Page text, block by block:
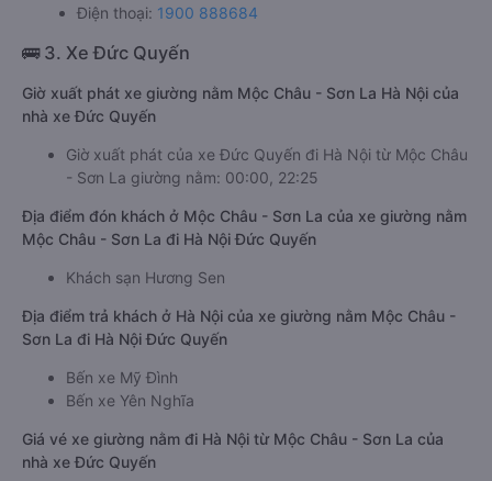
Điện thoại: 1900 888684
🚌 3. Xe Đức Quyến
Giờ xuất phát xe giường nằm Mộc Châu - Sơn La Hà Nội của
nhà xe Đức Quyến
Giờ xuất phát của xe Đức Quyến đi Hà Nội từ Mộc Châu
- Sơn La giường nằm: 00:00, 22:25
Địa điểm đón khách ở Mộc Châu - Sơn La của xe giường nằm
Mộc Châu - Sơn La đi Hà Nội Đức Quyến
Khách sạn Hương Sen
Địa điểm trả khách ở Hà Nội của xe giường nằm Mộc Châu -
Sơn La đi Hà Nội Đức Quyến
Bến xe Mỹ Đình
Bến xe Yên Nghĩa
Giá vé xe giường nằm đi Hà Nội từ Mộc Châu - Sơn La của
nhà xe Đức Quyến